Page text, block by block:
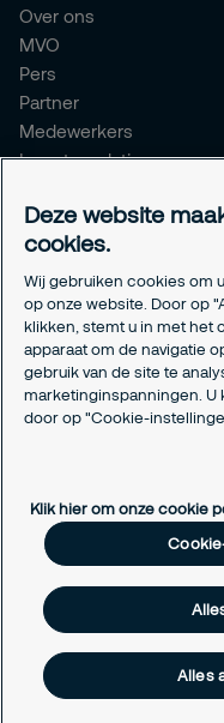
Over ons
MVO
Pers
Partner
Medewerkers
Investor relations
Certificeringen
Aanmeldformulieren
Juridisch
Privacyverklaring
Algemene voorwaarden
Responsible disclosure
Cookie-instellingen
Copyright © 2026
Deze website
cookies.
Wij gebruiken cookies om
op onze website. Door op
klikken, stemt u in met het
apparaat om de navigatie
gebruik van de site te
marketinginspanningen. U
door op "Cookie-
Klik hier om onze cookie
Alles